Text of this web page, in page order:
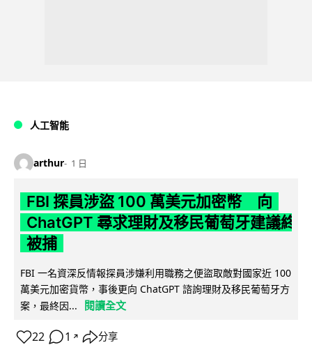
人工智能
arthur 1 日
FBI 探員涉盜 100 萬美元加密幣 向
ChatGPT 尋求理財及移民葡萄牙建議終
被捕
FBI 一名資深反情報探員涉嫌利用職務之便盜取敵對國家近 100
萬美元加密貨幣，事後更向 ChatGPT 諮詢理財及移民葡萄牙方
案，最終因...
閱讀全文
22 1 ↗ 分享